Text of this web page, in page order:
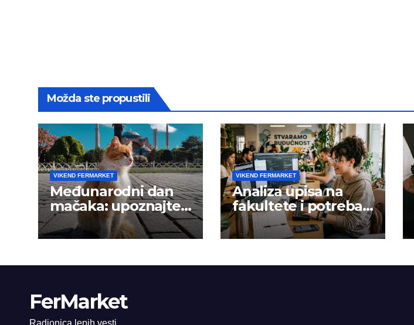
Možda ste propustili
VIKEND FERMARKET
Međunarodni dan
mačaka: upoznajte
istanbulske mace
VIKEND FERMARKET
Analiza upisa na
fakultete i potreba
tržišta rada
FerMarket
Radionica lepih vesti